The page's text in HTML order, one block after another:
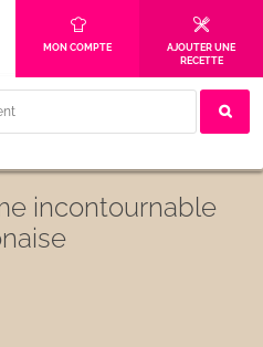
MON COMPTE
AJOUTER UNE
RECETTE
incontournable